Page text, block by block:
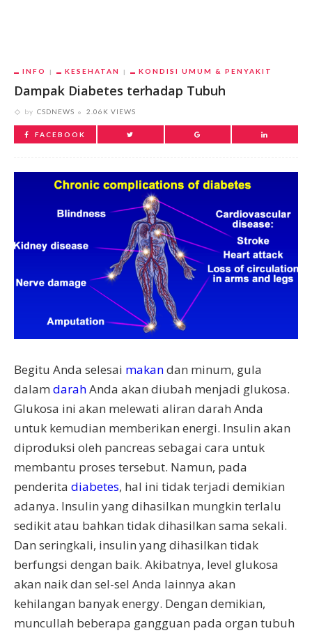
INFO KESEHATAN KONDISI UMUM & PENYAKIT
Dampak Diabetes terhadap Tubuh
by CSDNEWS 2.06K VIEWS
FACEBOOK
Begitu Anda selesai makandan minum, gula
dalam darahAnda akan diubah menjadi glukosa.
Glukosa ini akan melewati aliran darah Anda
untuk kemudian memberikan energi. Insulin akan
diproduksi oleh pancreas sebagai cara untuk
membantu proses tersebut. Namun, pada
penderita diabetes, hal ini tidak terjadi demikian
adanya. Insulin yang dihasilkan mungkin terlalu
sedikit atau bahkan tidak dihasilkan sama sekali.
Dan seringkali, insulin yang dihasilkan tidak
berfungsi dengan baik. Akibatnya, level glukosa
akan naik dan sel-sel Anda lainnya akan
kehilangan banyak energy. Dengan demikian,
muncullah beberapa gangguan pada organ tubuh